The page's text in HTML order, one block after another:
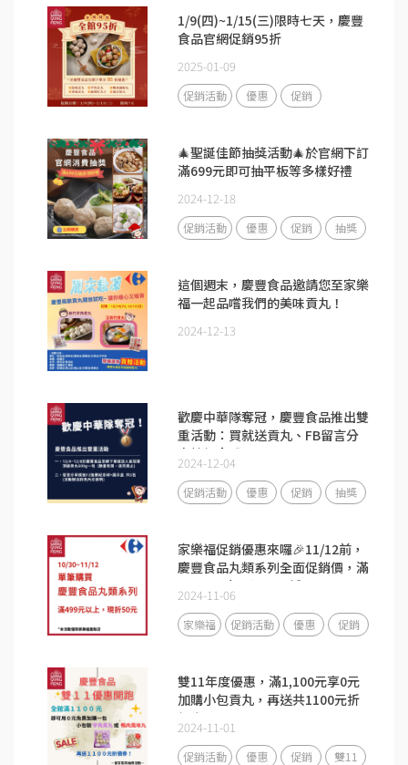
1/9(四)~1/15(三)限時七天，慶豐
食品官網促銷95折
2025-01-09
促銷活動 優惠 促銷
🎄聖誕佳節抽獎活動🎄於官網下訂
滿699元即可抽平板等多樣好禮
2024-12-18
促銷活動 優惠 促銷 抽獎
這個週末，慶豐食品邀請您至家樂
福一起品嚐我們的美味貢丸！
2024-12-13
歡慶中華隊奪冠，慶豐食品推出雙
重活動：買就送貢丸、FB留言分
享抽紀念球
2024-12-04
促銷活動 優惠 促銷 抽獎
家樂福促銷優惠來囉🎉11/12前，
慶豐食品丸類系列全面促銷價，滿
499元以上，還可現折50元。
2024-11-06
家樂福 促銷活動 優惠 促銷
雙11年度優惠，滿1,100元享0元
加購小包貢丸，再送共1100元折
價券！
2024-11-01
促銷活動 優惠 促銷 雙11